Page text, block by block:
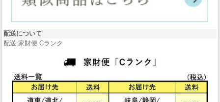
配送について
配送:家財便 Cランク